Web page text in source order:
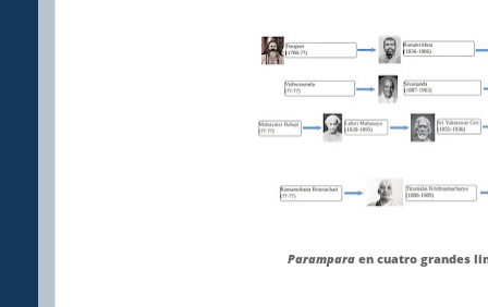
Paramparaen cuatro grandes